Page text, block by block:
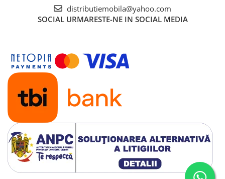
distributiemobila@yahoo.com
SOCIAL URMARESTE-NE IN SOCIAL MEDIA